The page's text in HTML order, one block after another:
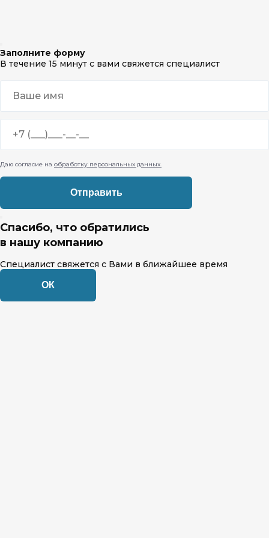
Заполните форму
В течение 15 минут с вами свяжется специалист
Даю согласие на обработку персональных данных.
Спасибо, что обратились
в нашу компанию
Специалист свяжется с Вами в ближайшее время